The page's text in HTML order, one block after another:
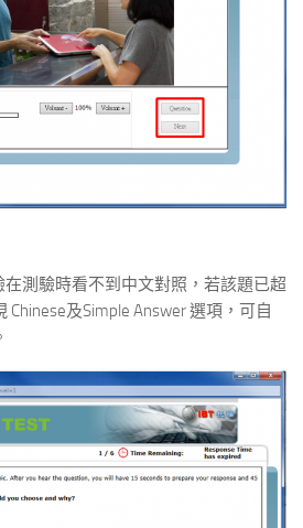
在測驗時看不到中文對照，若該題已超
及Simple Answer 選項，可自